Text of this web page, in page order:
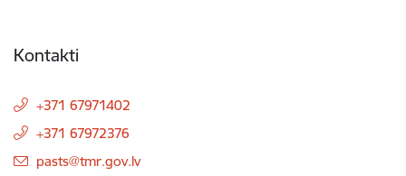
Kontakti
+371 67971402
+371 67972376
E-pasts:
pasts@tmr.gov.lv